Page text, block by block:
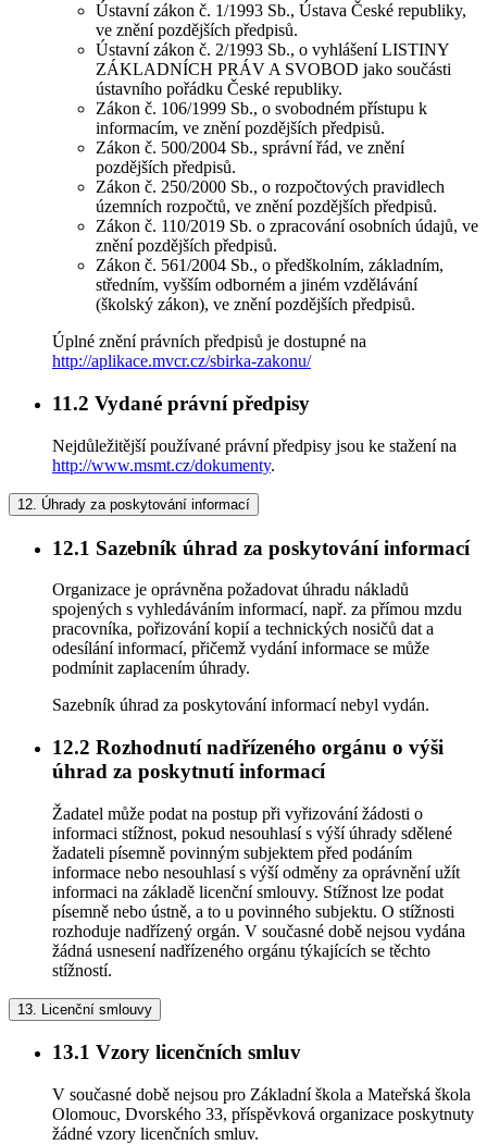
Ústavní zákon č. 1/1993 Sb., Ústava České republiky,
ve znění pozdějších předpisů.
Ústavní zákon č. 2/1993 Sb., o vyhlášení LISTINY
ZÁKLADNÍCH PRÁV A SVOBOD jako součásti
ústavního pořádku České republiky.
Zákon č. 106/1999 Sb., o svobodném přístupu k
informacím, ve znění pozdějších předpisů.
Zákon č. 500/2004 Sb., správní řád, ve znění
pozdějších předpisů.
Zákon č. 250/2000 Sb., o rozpočtových pravidlech
územních rozpočtů, ve znění pozdějších předpisů.
Zákon č. 110/2019 Sb. o zpracování osobních údajů, ve
znění pozdějších předpisů.
Zákon č. 561/2004 Sb., o předškolním, základním,
středním, vyšším odborném a jiném vzdělávání
(školský zákon), ve znění pozdějších předpisů.
Úplné znění právních předpisů je dostupné na
http://aplikace.mvcr.cz/sbirka-zakonu/
11.2 Vydané právní předpisy
Nejdůležitější používané právní předpisy jsou ke stažení na
http://www.msmt.cz/dokumenty.
12. Úhrady za poskytování informací
12.1 Sazebník úhrad za poskytování informací
Organizace je oprávněna požadovat úhradu nákladů
spojených s vyhledáváním informací, např. za přímou mzdu
pracovníka, pořizování kopií a technických nosičů dat a
odesílání informací, přičemž vydání informace se může
podmínit zaplacením úhrady.
Sazebník úhrad za poskytování informací nebyl vydán.
12.2 Rozhodnutí nadřízeného orgánu o výši
úhrad za poskytnutí informací
Žadatel může podat na postup při vyřizování žádosti o
informaci stížnost, pokud nesouhlasí s výší úhrady sdělené
žadateli písemně povinným subjektem před podáním
informace nebo nesouhlasí s výší odměny za oprávnění užít
informaci na základě licenční smlouvy. Stížnost lze podat
písemně nebo ústně, a to u povinného subjektu. O stížnosti
rozhoduje nadřízený orgán. V současné době nejsou vydána
žádná usnesení nadřízeného orgánu týkajících se těchto
stížností.
13. Licenční smlouvy
13.1 Vzory licenčních smluv
V současné době nejsou pro Základní škola a Mateřská škola
Olomouc, Dvorského 33, příspěvková organizace poskytnuty
žádné vzory licenčních smluv.